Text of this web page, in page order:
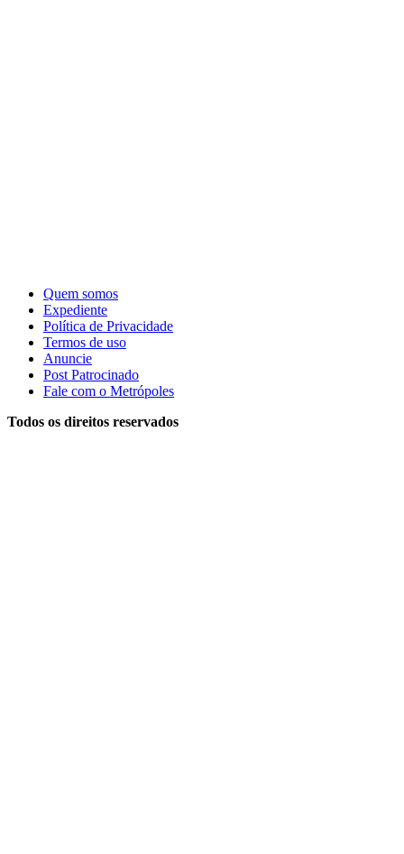
Quem somos
Expediente
Política de Privacidade
Termos de uso
Anuncie
Post Patrocinado
Fale com o Metrópoles
Todos os direitos reservados